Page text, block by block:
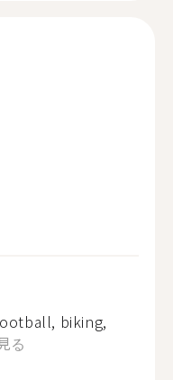
biking,
る